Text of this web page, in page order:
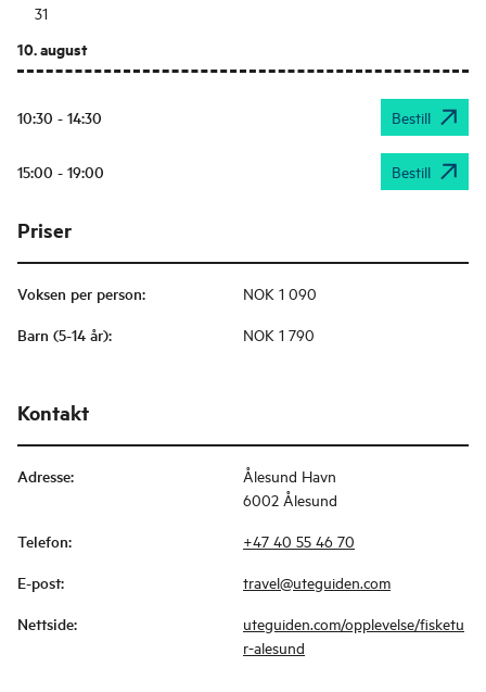
31
10. august
10:30 - 14:30 Bestill
15:00 - 19:00 Bestill
Priser
Voksen per person: NOK 1 090
Barn (5-14 år): NOK 1 790
Kontakt
Adresse:
Ålesund Havn
6002 Ålesund
Telefon: +47 40 55 46 70
E-post: travel@uteguiden.com
Nettside:
uteguiden.com/opplevelse/fisketu
r-alesund